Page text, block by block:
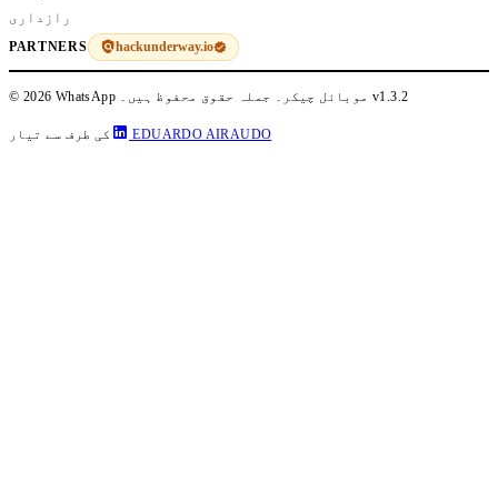
رازداری
PARTNERS hackunderway.io
© 2026 WhatsApp موبائل چیکر۔ جملہ حقوق محفوظ ہیں۔v1.3.2
کی طرف سے تیار EDUARDO AIRAUDO